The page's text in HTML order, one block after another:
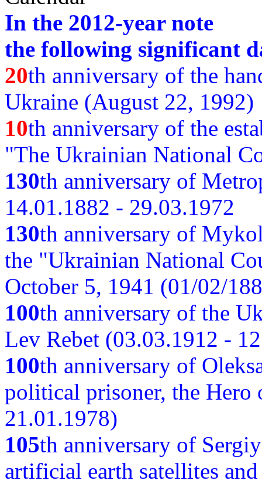
In the 2012-year note
the following significant
20th anniversary of the
Ukraine (August 22, 1992)
10th anniversary of the
"The Ukrainian National
130th anniversary of
14.01.1882 - 29.03.1972
130th anniversary of
the "Ukrainian National
October 5, 1941 (01/02/
100th anniversary of the
Lev Rebet (03.03.1912 -
100th anniversary of
political prisoner, the
21.01.1978)
105th anniversary of
artificial earth satellites